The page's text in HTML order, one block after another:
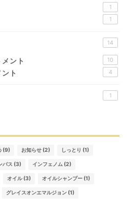
1
1
14
ント 10
ト 4
1
(9) お知らせ (2) しっとり (1)
バス (3) インフェノム (2)
オイル(3) オイルシャンプー (1)
グレイスオンエマルジョン (1)